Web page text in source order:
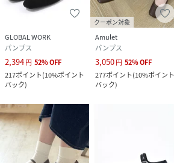
GLOBAL WORK
パンプス
2,394円 52%OFF
217ポイント(10%ポイント
バック)
クーポン対象
Amulet
パンプス
3,050円 52%OFF
277ポイント(10%ポイント
バック)